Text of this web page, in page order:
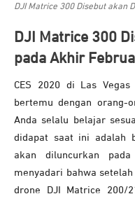
DJI Matrice 300 Disebut akan
DJI Matrice 300
pada Akhir
CES 2020 di Las
bertemu dengan
Anda selalu belajar
didapat saat ini adalah
akan diluncurkan
menyadari bahwa
drone DJI Matrice 200/